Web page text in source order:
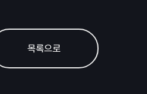
목록으로